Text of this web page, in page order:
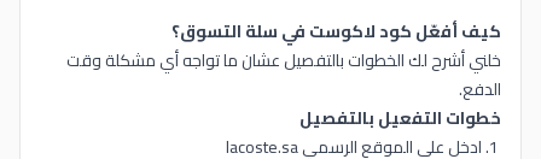
كيف أفعّل كود لاكوست في سلة التسوق؟
خلني أشرح لك الخطوات بالتفصيل عشان ما تواجه أي مشكلة وقت
الدفع.
خطوات التفعيل بالتفصيل
ادخل على الموقع الرسمي lacoste.sa